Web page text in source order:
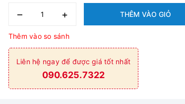
– + THÊM VÀO GIỎ
Thêm vào so sánh
Liên hệ ngay để được giá tốt nhất
090.625.7322